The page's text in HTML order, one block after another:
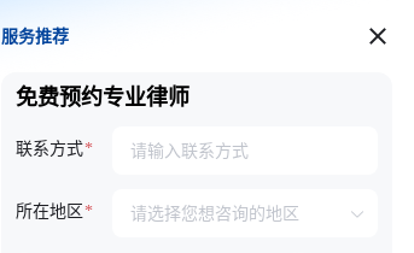
服务推荐
服务推荐
免费预约专业律师
联系方式
所在地区